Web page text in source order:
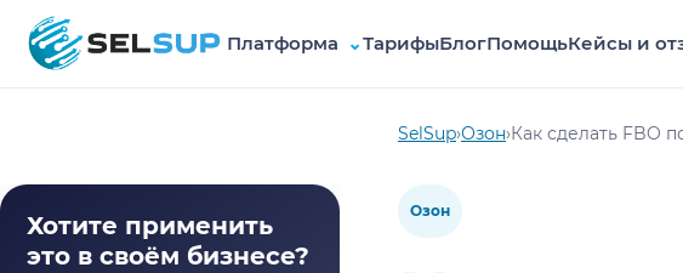
SelSup Платформа ⌄ТарифыБлогПомощьКейсы и
SelSup›Озон›Как сделать FBO
Озон
Хотите применить
это в своём бизнесе?